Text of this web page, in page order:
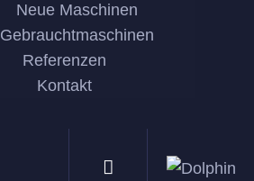
Neue Maschinen
Gebrauchtmaschinen
Referenzen
Kontakt